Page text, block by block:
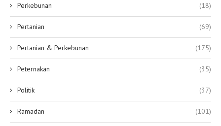
Perkebunan (18)
Pertanian (69)
Pertanian & Perkebunan (175)
Peternakan (35)
Politik (37)
Ramadan (101)